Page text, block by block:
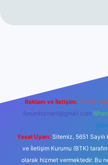
Reklam ve İletişim: E-mail:
forumhizmeti@gmail.com
Yasal Uyarı: Sitemiz, 5651
ve İletişim Kurumu (BTK)
olarak hizmet vermektedir. Bu